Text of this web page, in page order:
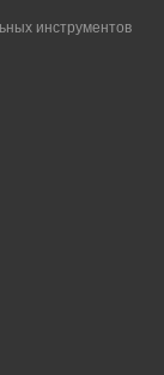
инструментов